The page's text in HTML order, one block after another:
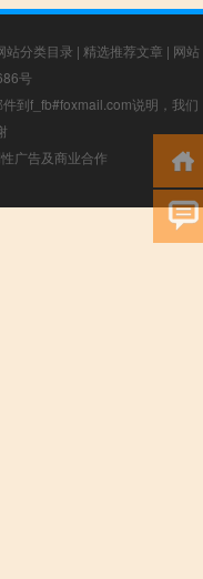
站分类目录 | 精选推荐文章 | 网站
号
到f_fb#foxmail.com说明，我们
广告及商业合作